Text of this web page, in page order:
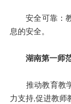
安全可靠：教
息的安全。
湖南第一师
推动教育教学
力支持,促进教师